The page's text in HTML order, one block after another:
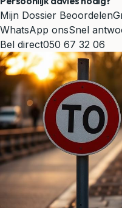
Mijn Dossier Beoordelen
WhatsApp onsSnel
Bel direct050 67 32 06